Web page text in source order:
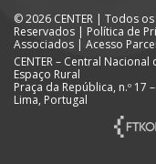
© 2026 CENTER | Todos
Reservados | Política de
Associados | Acesso
CENTER – Central
Espaço Rural
Praça da República, n.º 17
Lima, Portugal